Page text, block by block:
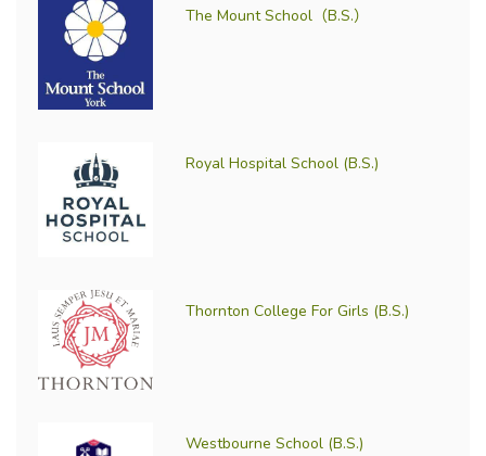
The Mount School（B.S.）
Royal Hospital School (B.S.)
Thornton College For Girls (B.S.)
Westbourne School (B.S.)